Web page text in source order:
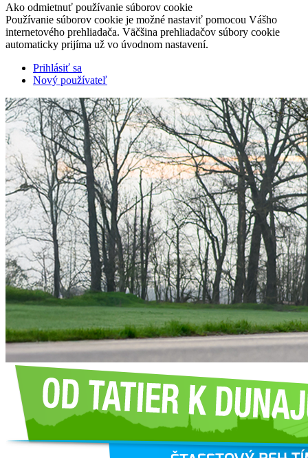
Ako odmietnuť používanie súborov cookie
Používanie súborov cookie je možné nastaviť pomocou Vášho
internetového prehliadača. Väčšina prehliadačov súbory cookie
automaticky prijíma už vo úvodnom nastavení.
Prihlásiť sa
Nový používateľ